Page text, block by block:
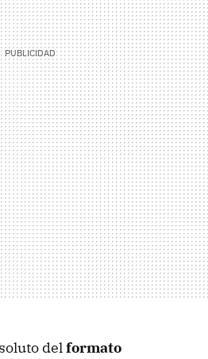
delformato